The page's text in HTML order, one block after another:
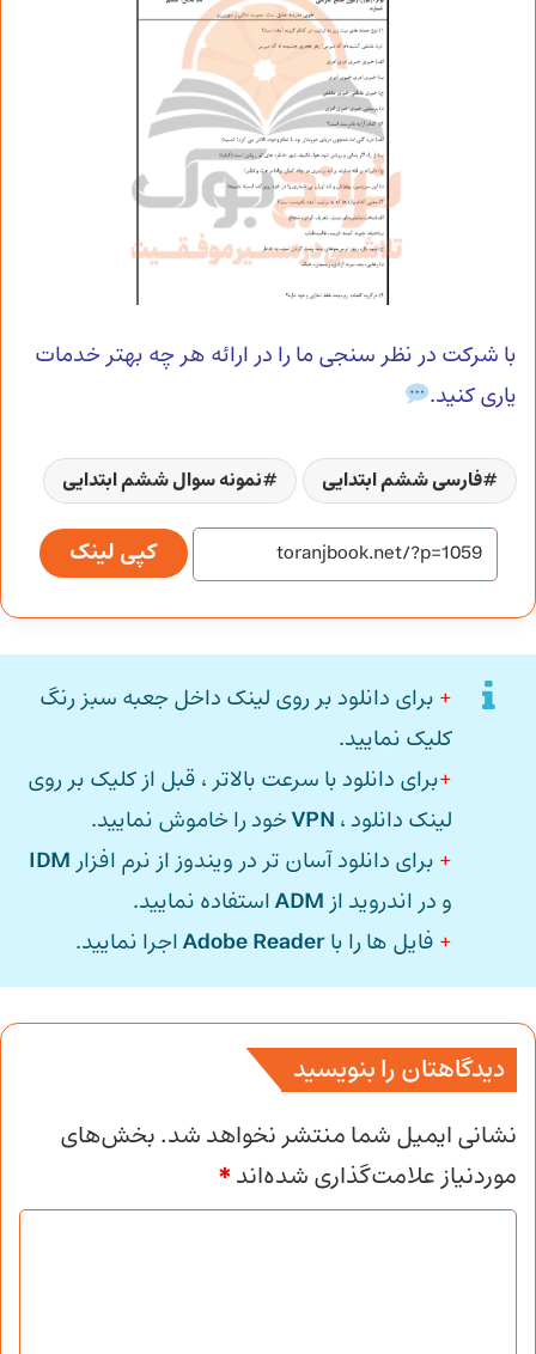
با شرکت در نظر سنجی ما را در ارائه هر چه بهتر خدمات
یاری کنید.
فارسی ششم ابتدایی نمونه سوال ششم ابتدایی
کپی لینک
+ برای دانلود بر روی لینک داخل جعبه سبز رنگ
کلیک نمایید.
+برای دانلود با سرعت بالاتر ، قبل از کلیک بر روی
لینک دانلود ، VPNخود را خاموش نمایید.
+ برای دانلود آسان تر در ویندوز از نرم افزار IDM
و در اندروید از ADMاستفاده نمایید.
+ فایل ها را باAdobe Readerاجرا نمایید.
دیدگاهتان را بنویسید
نشانی ایمیل شما منتشر نخواهد شد.بخش‌های
موردنیاز علامت‌گذاری شده‌اند*